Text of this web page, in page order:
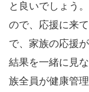
と良いでしょう
ので、応援に来
で、家族の応援
結果を一緒に見
族全員が健康管